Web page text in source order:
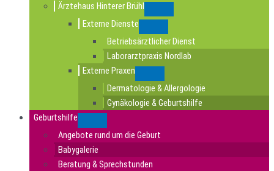
Ärztehaus Hinterer Brühl
Externe Dienste
Betriebsärztlicher Dienst
Laborarztpraxis Nordlab
Externe Praxen
Dermatologie & Allergologie
Gynäkologie & Geburtshilfe
Geburtshilfe
Angebote rund um die Geburt
Babygalerie
Beratung & Sprechstunden